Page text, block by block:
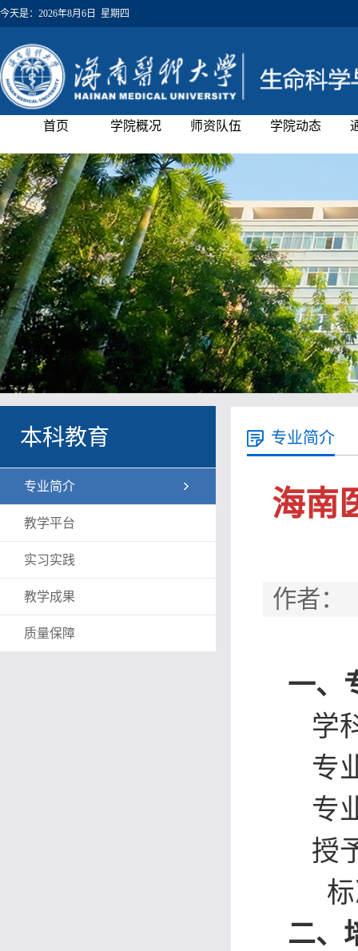
今天是： 2026年8月6日 星期四
首页 学院概况 师资队伍 学院动态
本科教育
专业简介
教学平台
实习实践
教学成果
质量保障
专业简介
海南
作者：
一、
学
专
专
授
二、